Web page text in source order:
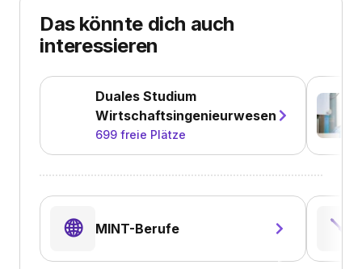
Das könnte dich auch
interessieren
Duales Studium
Wirtschaftsingenieurwesen
699 freie Plätze
🌐 MINT-Berufe 🪛